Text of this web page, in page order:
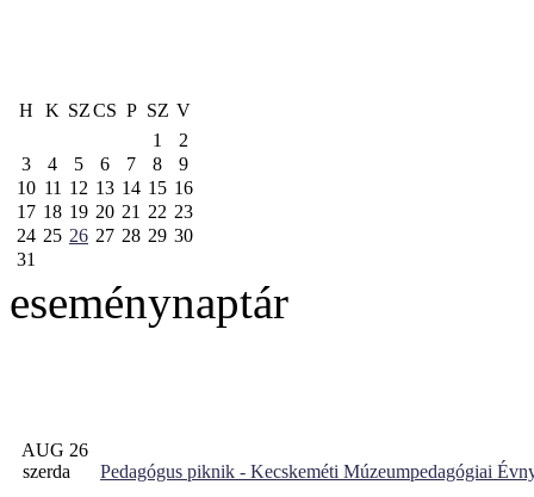
H K SZCS P SZ V
1
2
3
4 5 6 7 8
9
10 11 12 13 14 15 16
17 18 19 20 21 22 23
24 25 26 27 28 29 30
31
eseménynaptár
AUG 26
szerda
Pedagógus piknik - Kecskeméti Múzeumpedagógiai